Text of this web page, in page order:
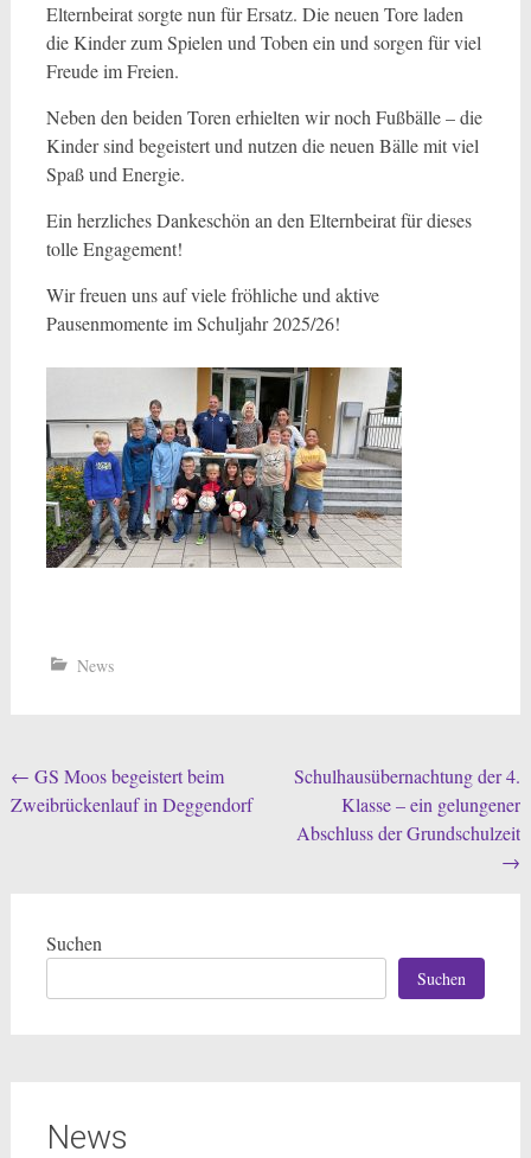
Elternbeirat sorgte nun für Ersatz. Die neuen Tore laden
die Kinder zum Spielen und Toben ein und sorgen für viel
Freude im Freien.
Neben den beiden Toren erhielten wir noch Fußbälle – die
Kinder sind begeistert und nutzen die neuen Bälle mit viel
Spaß und Energie.
Ein herzliches Dankeschön an den Elternbeirat für dieses
tolle Engagement!
Wir freuen uns auf viele fröhliche und aktive
Pausenmomente im Schuljahr 2025/26!
News
Beitragsnavigation
← GS Moos begeistert beim
Zweibrückenlauf in Deggendorf
Schulhausübernachtung der 4.
Klasse – ein gelungener
Abschluss der Grundschulzeit
→
Suchen
Suchen
News